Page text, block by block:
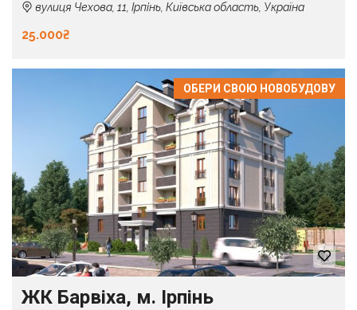
вулиця Чехова, 11, Ірпінь, Київська область, Україна
25.000₴
ОБЕРИ СВОЮ НОВОБУДОВУ
ЖК Барвіха, м. Ірпінь